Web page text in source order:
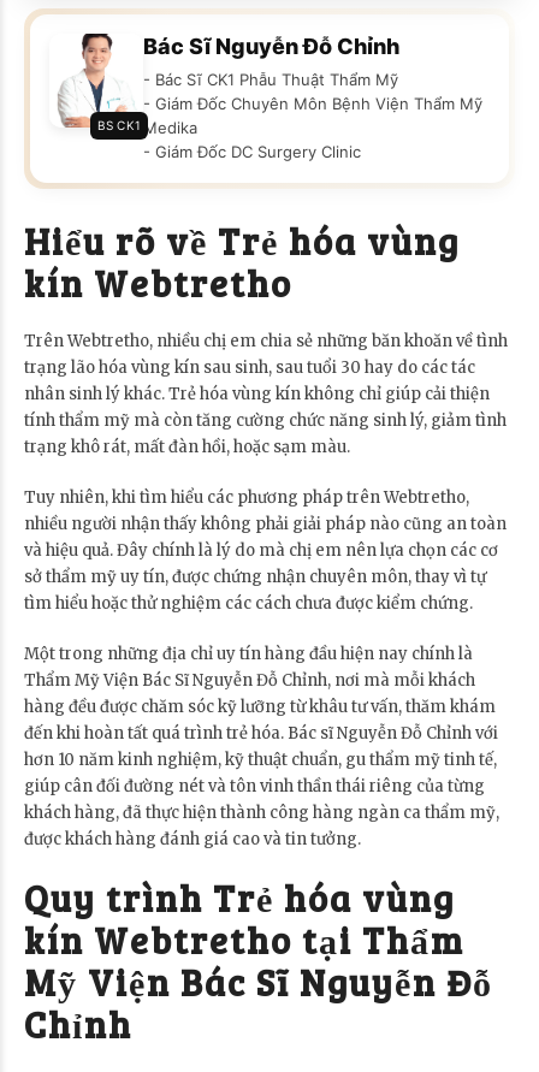
BS CK1
Bác Sĩ Nguyễn Đỗ Chỉnh
- Bác Sĩ CK1 Phẫu Thuật Thẩm Mỹ
- Giám Đốc Chuyên Môn Bệnh Viện Thẩm Mỹ
Medika
- Giám Đốc DC Surgery Clinic
Hiểu rõ về Trẻ hóa vùng
kín Webtretho
Trên Webtretho, nhiều chị em chia sẻ những băn khoăn về tình
trạng lão hóa vùng kín sau sinh, sau tuổi 30 hay do các tác
nhân sinh lý khác. Trẻ hóa vùng kín không chỉ giúp cải thiện
tính thẩm mỹ mà còn tăng cường chức năng sinh lý, giảm tình
trạng khô rát, mất đàn hồi, hoặc sạm màu.
Tuy nhiên, khi tìm hiểu các phương pháp trên Webtretho,
nhiều người nhận thấy không phải giải pháp nào cũng an toàn
và hiệu quả. Đây chính là lý do mà chị em nên lựa chọn các cơ
sở thẩm mỹ uy tín, được chứng nhận chuyên môn, thay vì tự
tìm hiểu hoặc thử nghiệm các cách chưa được kiểm chứng.
Một trong những địa chỉ uy tín hàng đầu hiện nay chính là
Thẩm Mỹ Viện Bác Sĩ Nguyễn Đỗ Chỉnh, nơi mà mỗi khách
hàng đều được chăm sóc kỹ lưỡng từ khâu tư vấn, thăm khám
đến khi hoàn tất quá trình trẻ hóa. Bác sĩ Nguyễn Đỗ Chỉnh với
hơn 10 năm kinh nghiệm, kỹ thuật chuẩn, gu thẩm mỹ tinh tế,
giúp cân đối đường nét và tôn vinh thần thái riêng của từng
khách hàng, đã thực hiện thành công hàng ngàn ca thẩm mỹ,
được khách hàng đánh giá cao và tin tưởng.
Quy trình Trẻ hóa vùng
kín Webtretho tại Thẩm
Mỹ Viện Bác Sĩ Nguyễn Đỗ
Chỉnh